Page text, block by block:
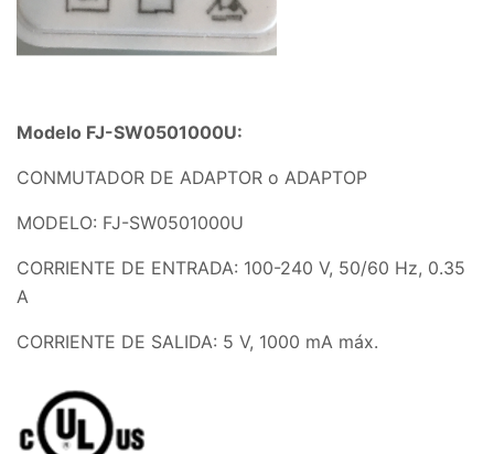
Modelo FJ-SW0501000U:
CONMUTADOR DE ADAPTOR o ADAPTOP
MODELO: FJ-SW0501000U
CORRIENTE DE ENTRADA: 100-240 V, 50/60 Hz, 0.35
A
CORRIENTE DE SALIDA: 5 V, 1000 mA máx.